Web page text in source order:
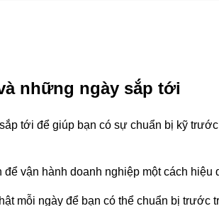
những ngày sắp tới
tới để giúp bạn có sự chuẩn bị kỹ
vận hành doanh nghiệp một cách hiệu
mỗi ngày để bạn có thể chuẩn bị trước